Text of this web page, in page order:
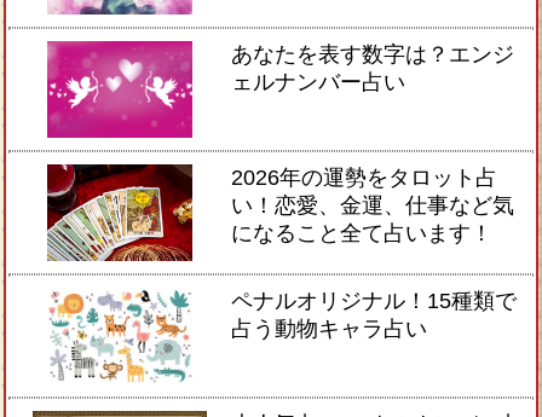
あなたを表す数字は？エンジ
ェルナンバー占い
2026年の運勢をタロット占
い！恋愛、金運、仕事など気
になること全て占います！
ペナルオリジナル！15種類で
占う動物キャラ占い